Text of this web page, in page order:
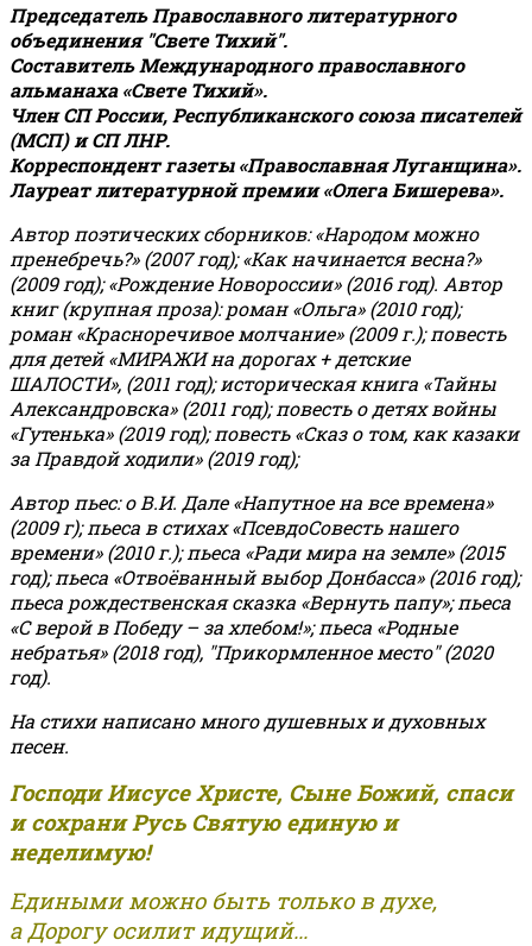
Председатель Православного литературного
объединения "Свете Тихий".
Составитель Международного православного
альманаха «Свете Тихий».
Член СП России, Республиканского союза писателей
(МСП) и СП ЛНР.
Корреспондент газеты «Православная Луганщина».
Лауреат литературной премии «Олега Бишерева».
Автор поэтических сборников: «Народом можно
пренебречь?» (2007 год); «Как начинается весна?»
(2009 год); «Рождение Новороссии» (2016 год). Автор
книг (крупная проза): роман «Ольга» (2010 год);
роман «Красноречивое молчание» (2009 г.); повесть
для детей «МИРАЖИ на дорогах + детские
ШАЛОСТИ», (2011 год); историческая книга «Тайны
Александровска» (2011 год); повесть о детях войны
«Гутенька» (2019 год); повесть «Сказ о том, как казаки
за Правдой ходили» (2019 год);
Автор пьес: о В.И. Дале «Напутное на все времена»
(2009 г); пьеса в стихах «ПсевдоСовесть нашего
времени» (2010 г.); пьеса «Ради мира на земле» (2015
год); пьеса «Отвоёванный выбор Донбасса» (2016 год);
пьеса рождественская сказка «Вернуть папу»; пьеса
«С верой в Победу – за хлебом!»;пьеса «Родные
небратья» (2018 год), "Прикормленное место" (2020
год).
На стихи написано много душевных и духовных
песен.
Господи Иисусе Христе, Сыне Божий, спаси
и сохрани Русь Святую единую и
неделимую!
Едиными можно быть только в духе,
а Дорогу осилит идущий...